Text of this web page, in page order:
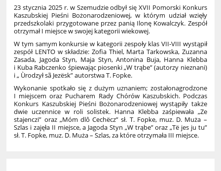
23 stycznia 2025 r. w Szemudzie odbył się XVII Pomorski Konkurs
Kaszubskiej Pieśni Bożonarodzeniowej, w którym udział wzięły
przedszkolaki przygotowane przez panią Ilonę Kowalczyk. Zespół
otrzymał I miejsce w swojej kategorii wiekowej.
W tym samym konkursie w kategorii zespoły klas VII-VIII wystąpił
zespół LENTO w składzie: Zofia Thiel, Marta Tarkowska, Zuzanna
Zasada, Jagoda Styn, Maja Styn, Antonina Buja, Hanna Klebba
i Kuba Rabczenko śpiewając piosenki „W trąbe” (autorzy nieznani)
i „ Ùrodzył sã Jezësk” autorstwa T. Fopke.
Wykonanie spotkało się z dużym uznaniem; zostałonagrodzone
I miejscem oraz Pucharem Rady Chórów Kaszubskich. Podczas
Konkurs Kaszubskiej Pieśni Bożonarodzeniowej wystąpiły także
dwie uczennice w roli solistek. Hanna Klebba zaśpiewała „Ze
stajenczi” oraz „Móm dlô Cechëcz” sł. T. Fopke, muz. D. Muża –
Szlas i zajęła II miejsce, a Jagoda Styn „W trąbe” oraz „Të jes ju tu”
sł. T. Fopke, muz. D. Muża – Szlas, za które otrzymała III miejsce.